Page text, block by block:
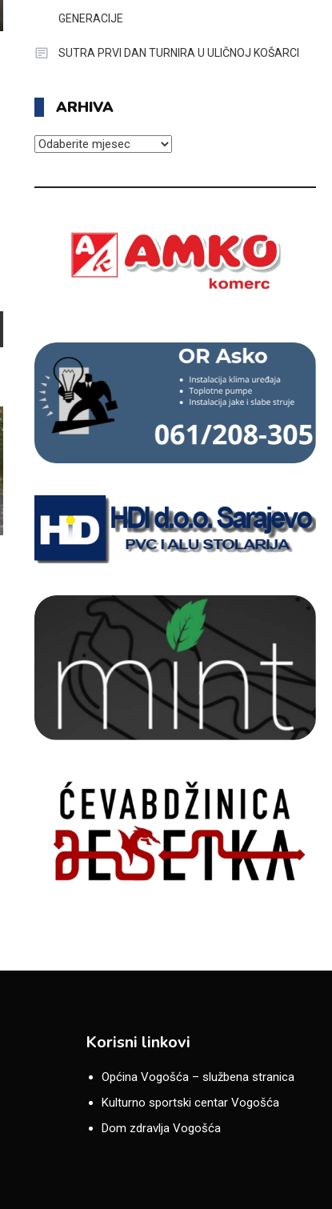
GENERACIJE
SUTRA PRVI DAN TURNIRA U ULIČNOJ KOŠARCI
ARHIVA
ARHIVA
Korisni linkovi
Općina Vogošća – službena stranica
Kulturno sportski centar Vogošća
Dom zdravlja Vogošća